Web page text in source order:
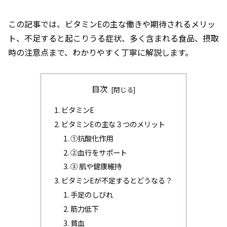
この記事では、ビタミンEの主な働きや期待されるメリッ
ト、不足すると起こりうる症状、多く含まれる食品、摂取
時の注意点まで、わかりやすく丁寧に解説します。
目次
ビタミンE
ビタミンEの主な３つのメリット
①抗酸化作用
②血行をサポート
➂ 肌や健康維持
ビタミンEが不足するとどうなる？
手足のしびれ
筋力低下
貧血